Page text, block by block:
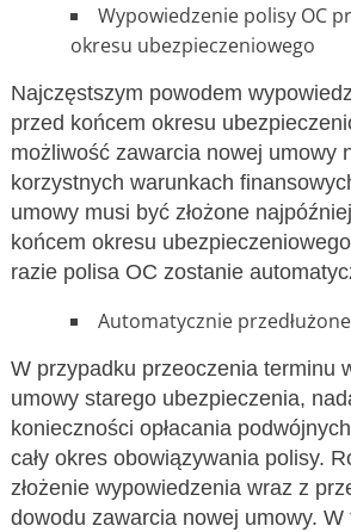
Wypowiedzenie polisy OC
okresu ubezpieczeniowego
Najczęstszym powodem
przed końcem okresu
możliwość zawarcia nowej umowy
korzystnych warunkach
umowy musi być złożone
końcem okresu
razie polisa OC zostanie
Automatycznie
W przypadku przeoczenia terminu
umowy starego ubezpieczenia,
konieczności opłacania
cały okres obowiązywania polisy.
złożenie wypowiedzenia wraz z
dowodu zawarcia nowej umowy.